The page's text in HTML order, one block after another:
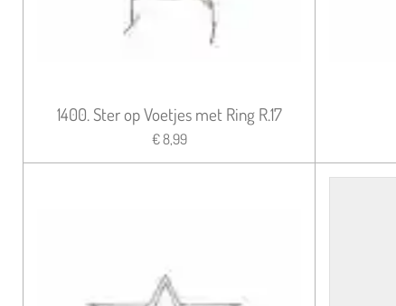
1400. Ster op Voetjes met Ring R.17
€ 8,99